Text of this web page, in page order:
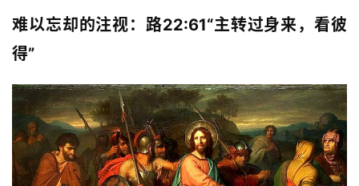
难以忘却的注视：路22:61“主转过身来，看彼
得”